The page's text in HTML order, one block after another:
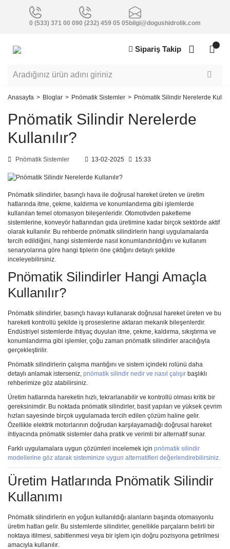
0 (533) 371 00 090 (232) 459 05 05bilgi@dogushidrolik.com
Sipariş Takip
Anasayfa Bloglar Pnömatik Sistemler Pnömatik Silindir Nerelerde
Pnömatik Silindir Nerelerde
Kullanılır?
Pnömatik Sistemler 13-02-2025 15:33
Pnömatik silindirler, basınçlı hava ile doğrusal hareket üreten ve üretim
hatlarında itme, çekme, kaldırma ve konumlandırma gibi işlemlerde
kullanılan temel otomasyon bileşenleridir. Otomotivden paketleme
sistemlerine, konveyör hatlarından gıda üretimine kadar birçok sektörde aktif
olarak kullanılır. Bu rehberde pnömatik silindirlerin hangi uygulamalarda
tercih edildiğini, hangi sistemlerde nasıl konumlandırıldığını ve kullanım
senaryolarına göre hangi tiplerin öne çıktığını detaylı şekilde
inceleyebilirsiniz.
Pnömatik Silindirler Hangi Amaçla
Kullanılır?
Pnömatik silindirler, basınçlı havayı kullanarak doğrusal hareket üreten ve bu
hareketi kontrollü şekilde iş proseslerine aktaran mekanik bileşenlerdir.
Endüstriyel sistemlerde ihtiyaç duyulan itme, çekme, kaldırma, sıkıştırma ve
konumlandırma gibi işlemler, çoğu zaman pnömatik silindirler aracılığıyla
gerçekleştirilir.
Pnömatik silindirlerin çalışma mantığını ve sistem içindeki rolünü daha
detaylı anlamak isterseniz, pnömatik silindir nedir ve nasıl çalışır başlıklı
rehberimize göz atabilirsiniz.
Üretim hatlarında hareketin hızlı, tekrarlanabilir ve kontrollü olması kritik bir
gereksinimdir. Bu noktada pnömatik silindirler, basit yapıları ve yüksek çevrim
hızları sayesinde birçok uygulamada tercih edilen çözüm haline gelir.
Özellikle elektrik motorlarının doğrudan karşılayamadığı doğrusal hareket
ihtiyacında pnömatik sistemler daha pratik ve verimli bir alternatif sunar.
Farklı uygulamalara uygun çözümleri incelemek için pnömatik silindir
modellerine göz atarak sisteminize uygun alternatifleri değerlendirebilirsiniz.
Üretim Hatlarında Pnömatik Silindir
Kullanımı
Pnömatik silindirlerin en yoğun kullanıldığı alanların başında otomasyonlu
üretim hatları gelir. Bu sistemlerde silindirler, genellikle parçaların belirli bir
noktaya itilmesi, sabitlenmesi veya bir işlem için doğru pozisyona getirilmesi
amacıyla kullanılır.